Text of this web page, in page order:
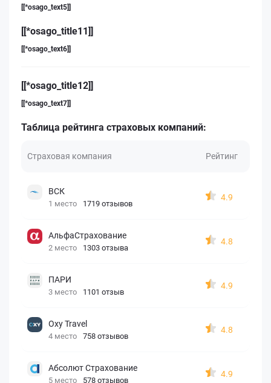
[[*osago_text5]]
[[*osago_title11]]
[[*osago_text6]]
[[*osago_title12]]
[[*osago_text7]]
Таблица рейтинга страховых компаний:
Страховая компания Рейтинг
ВСК
1 место 1719 отзывов
4.9
АльфаСтрахование
2 место 1303 отзыва
4.8
ПАРИ
3 место 1101 отзыв
4.9
Oxy Travel
4 место 758 отзывов
4.8
Абсолют Страхование
5 место 578 отзывов
4.9